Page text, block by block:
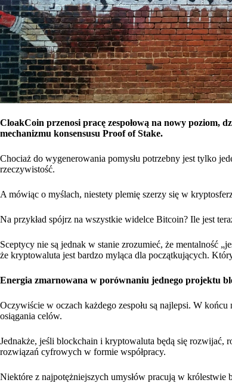
CloakCoin przenosi pracę zespołową na nowy poziom,
mechanizmu konsensusu Proof of Stake.
Chociaż do wygenerowania pomysłu potrzebny jest tylko
rzeczywistość.
A mówiąc o myślach, niestety plemię szerzy się w
Na przykład spójrz na wszystkie widelce Bitcoin? Ile jest
Sceptycy nie są jednak w stanie zrozumieć, że mentalność
że kryptowaluta jest bardzo myląca dla początkujących.
Energia zmarnowana w porównaniu jednego projektu
Oczywiście w oczach każdego zespołu są najlepsi. W
osiągania celów.
Jednakże, jeśli blockchain i kryptowaluta będą się rozwijać,
rozwiązań cyfrowych w formie współpracy.
Niektóre z najpotężniejszych umysłów pracują w królestwie